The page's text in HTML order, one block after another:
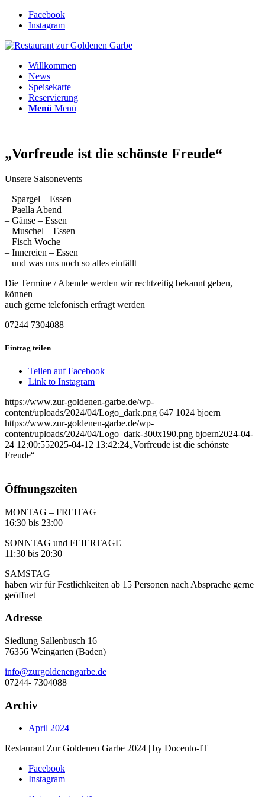
Facebook
Instagram
Willkommen
News
Speisekarte
Reservierung
Menü Menü
„Vorfreude ist die schönste Freude“
Unsere Saisonevents
– Spargel – Essen
– Paella Abend
– Gänse – Essen
– Muschel – Essen
– Fisch Woche
– Innereien – Essen
– und was uns noch so alles einfällt
Die Termine / Abende werden wir rechtzeitig bekannt geben,
können
auch gerne telefonisch erfragt werden
07244 7304088
Eintrag teilen
Teilen auf Facebook
Link to Instagram
https://www.zur-goldenen-garbe.de/wp-
content/uploads/2024/04/Logo_dark.png 647 1024 bjoern
https://www.zur-goldenen-garbe.de/wp-
content/uploads/2024/04/Logo_dark-300x190.png bjoern2024-04-
24 12:00:552025-04-12 13:42:24„Vorfreude ist die schönste
Freude“
Öffnungszeiten
MONTAG – FREITAG
16:30 bis 23:00
SONNTAG und FEIERTAGE
11:30 bis 20:30
SAMSTAG
haben wir für Festlichkeiten ab 15 Personen nach Absprache gerne
geöffnet
Adresse
Siedlung Sallenbusch 16
76356 Weingarten (Baden)
info@zurgoldenengarbe.de
07244- 7304088
Archiv
April 2024
Restaurant Zur Goldenen Garbe 2024 | by Docento-IT
Facebook
Instagram